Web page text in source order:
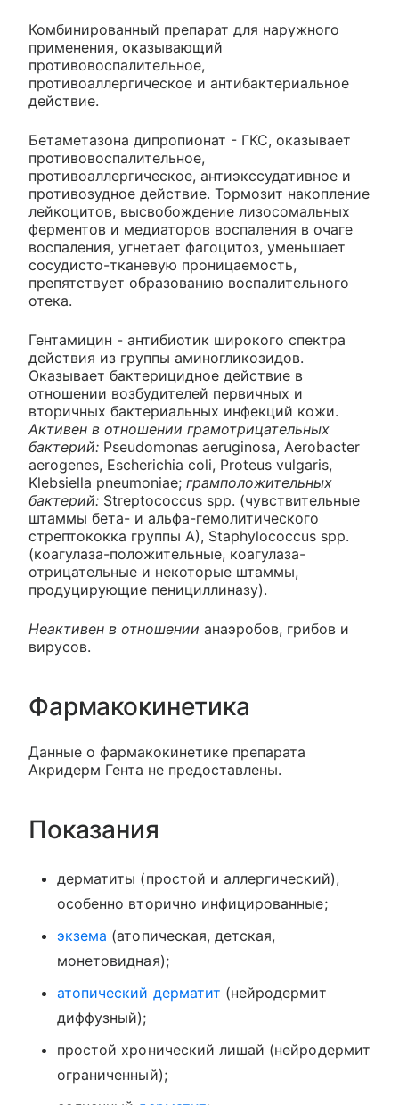
Комбинированный препарат для наружного
применения, оказывающий
противовоспалительное,
противоаллергическое и антибактериальное
действие.
Бетаметазона дипропионат - ГКС, оказывает
противовоспалительное,
противоаллергическое, антиэкссудативное и
противозудное действие. Тормозит накопление
лейкоцитов, высвобождение лизосомальных
ферментов и медиаторов воспаления в очаге
воспаления, угнетает фагоцитоз, уменьшает
сосудисто-тканевую проницаемость,
препятствует образованию воспалительного
отека.
Гентамицин - антибиотик широкого спектра
действия из группы аминогликозидов.
Оказывает бактерицидное действие в
отношении возбудителей первичных и
вторичных бактериальных инфекций кожи.
Активен в отношении грамотрицательных
бактерий: Pseudomonas aeruginosa, Aerobacter
aerogenes, Escherichia coli, Proteus vulgaris,
Klebsiella pneumoniae; грамположительных
бактерий: Streptococcus spp. (чувствительные
штаммы бета- и альфа-гемолитического
стрептококка группы A), Staphylococcus spp.
(коагулаза-положительные, коагулаза-
отрицательные и некоторые штаммы,
продуцирующие пенициллиназу).
Неактивен в отношении анаэробов, грибов и
вирусов.
Фармакокинетика
Данные о фармакокинетике препарата
Акридерм Гента не предоставлены.
Показания
дерматиты (простой и аллергический),
особенно вторично инфицированные;
экзема (атопическая, детская,
монетовидная);
атопический дерматит (нейродермит
диффузный);
простой хронический лишай (нейродермит
ограниченный);